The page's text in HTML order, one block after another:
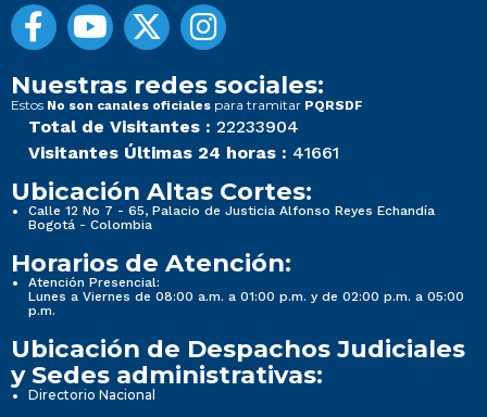
Nuestras redes sociales:
Estos No son canales oficiales para tramitar PQRSDF
Total de Visitantes : 22233904
Visitantes Últimas 24 horas : 41661
Ubicación Altas Cortes:
Calle 12 No 7 - 65, Palacio de Justicia Alfonso Reyes Echandía
Bogotá - Colombia
Horarios de Atención:
Atención Presencial:
Lunes a Viernes de 08:00 a.m. a 01:00 p.m. y de 02:00 p.m. a 05:00
p.m.
Ubicación de Despachos Judiciales
y Sedes administrativas:
Directorio Nacional